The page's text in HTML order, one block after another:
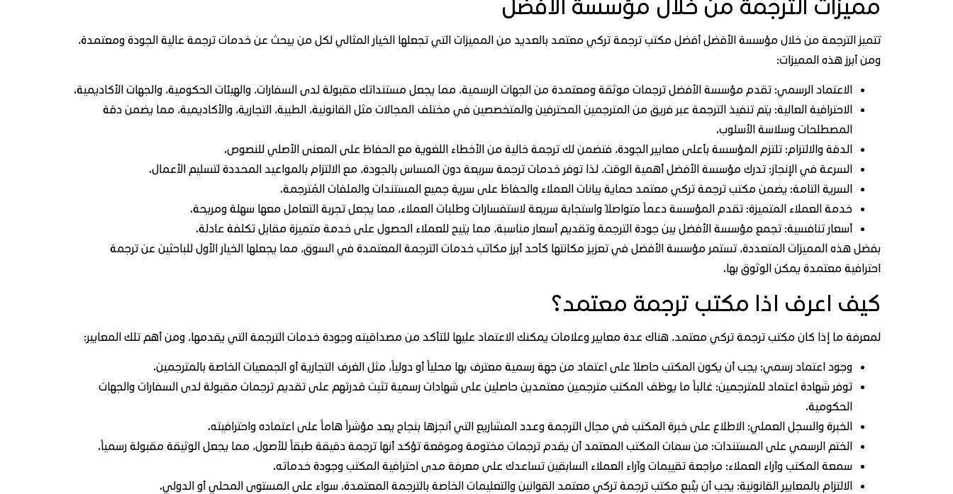
تتميز الترجمة من خلال مؤسسة الأفضل أفضل مكتب ترجمة تركي معتمد بالعديد من المميزات التي تجعلها الخيار المثالي لكل من يبحث عن خدمات ترجمة عالية الجودة ومعتمدة،
ومن أبرز هذه المميزات:
الاعتماد الرسمي: تقدم مؤسسة الأفضل ترجمات موثقة ومعتمدة من الجهات الرسمية، مما يجعل مستنداتك مقبولة لدى السفارات، والهيئات الحكومية، والجهات الأكاديمية.
الاحترافية العالية: يتم تنفيذ الترجمة عبر فريق من المترجمين المحترفين والمتخصصين في مختلف المجالات مثل القانونية، الطبية، التجارية، والأكاديمية، مما يضمن دقة
المصطلحات وسلاسة الأسلوب.
الدقة والالتزام: تلتزم المؤسسة بأعلى معايير الجودة، فتضمن لك ترجمة خالية من الأخطاء اللغوية مع الحفاظ على المعنى الأصلي للنصوص.
السرعة في الإنجاز: تدرك مؤسسة الأفضل أهمية الوقت، لذا توفر خدمات ترجمة سريعة دون المساس بالجودة، مع الالتزام بالمواعيد المحددة لتسليم الأعمال.
السرية التامة: يضمن مكتب ترجمة تركي معتمد حماية بيانات العملاء والحفاظ على سرية جميع المستندات والملفات المُترجمة.
خدمة العملاء المتميزة: تقدم المؤسسة دعماً متواصلاً واستجابة سريعة لاستفسارات وطلبات العملاء، مما يجعل تجربة التعامل معها سهلة ومريحة.
أسعار تنافسية: تجمع مؤسسة الأفضل بين جودة الترجمة وتقديم أسعار مناسبة، مما يتيح للعملاء الحصول على خدمة متميزة مقابل تكلفة عادلة.
بفضل هذه المميزات المتعددة، تستمر مؤسسة الأفضل في تعزيز مكانتها كأحد أبرز مكاتب خدمات الترجمة المعتمدة في السوق، مما يجعلها الخيار الأول للباحثين عن ترجمة
احترافية معتمدة يمكن الوثوق بها.
كيف اعرف اذا مكتب ترجمة معتمد؟
لمعرفة ما إذا كان مكتب ترجمة تركي معتمد، هناك عدة معايير وعلامات يمكنك الاعتماد عليها للتأكد من مصداقيته وجودة خدمات الترجمة التي يقدمها، ومن أهم تلك المعايير:
وجود اعتماد رسمي: يجب أن يكون المكتب حاصلاً على اعتماد من جهة رسمية معترف بها محلياً أو دولياً، مثل الغرف التجارية أو الجمعيات الخاصة بالمترجمين.
توفر شهادة اعتماد للمترجمين: غالباً ما يوظف المكتب مترجمين معتمدين حاصلين على شهادات رسمية تثبت قدرتهم على تقديم ترجمات مقبولة لدى السفارات والجهات
الحكومية.
الخبرة والسجل العملي: الاطلاع على خبرة المكتب في مجال الترجمة وعدد المشاريع التي أنجزها بنجاح يعد مؤشراً هاماً على اعتماده واحترافيته.
الختم الرسمي على المستندات: من سمات المكتب المعتمد أن يقدم ترجمات مختومة وموقعة تؤكد أنها ترجمة دقيقة طبقاً للأصول، مما يجعل الوثيقة مقبولة رسمياً.
سمعة المكتب وآراء العملاء: مراجعة تقييمات وآراء العملاء السابقين تساعدك على معرفة مدى احترافية المكتب وجودة خدماته.
الالتزام بالمعايير القانونية: يجب أن يتّبع مكتب ترجمة تركي معتمد القوانين والتعليمات الخاصة بالترجمة المعتمدة، سواء على المستوى المحلي أو الدولي.